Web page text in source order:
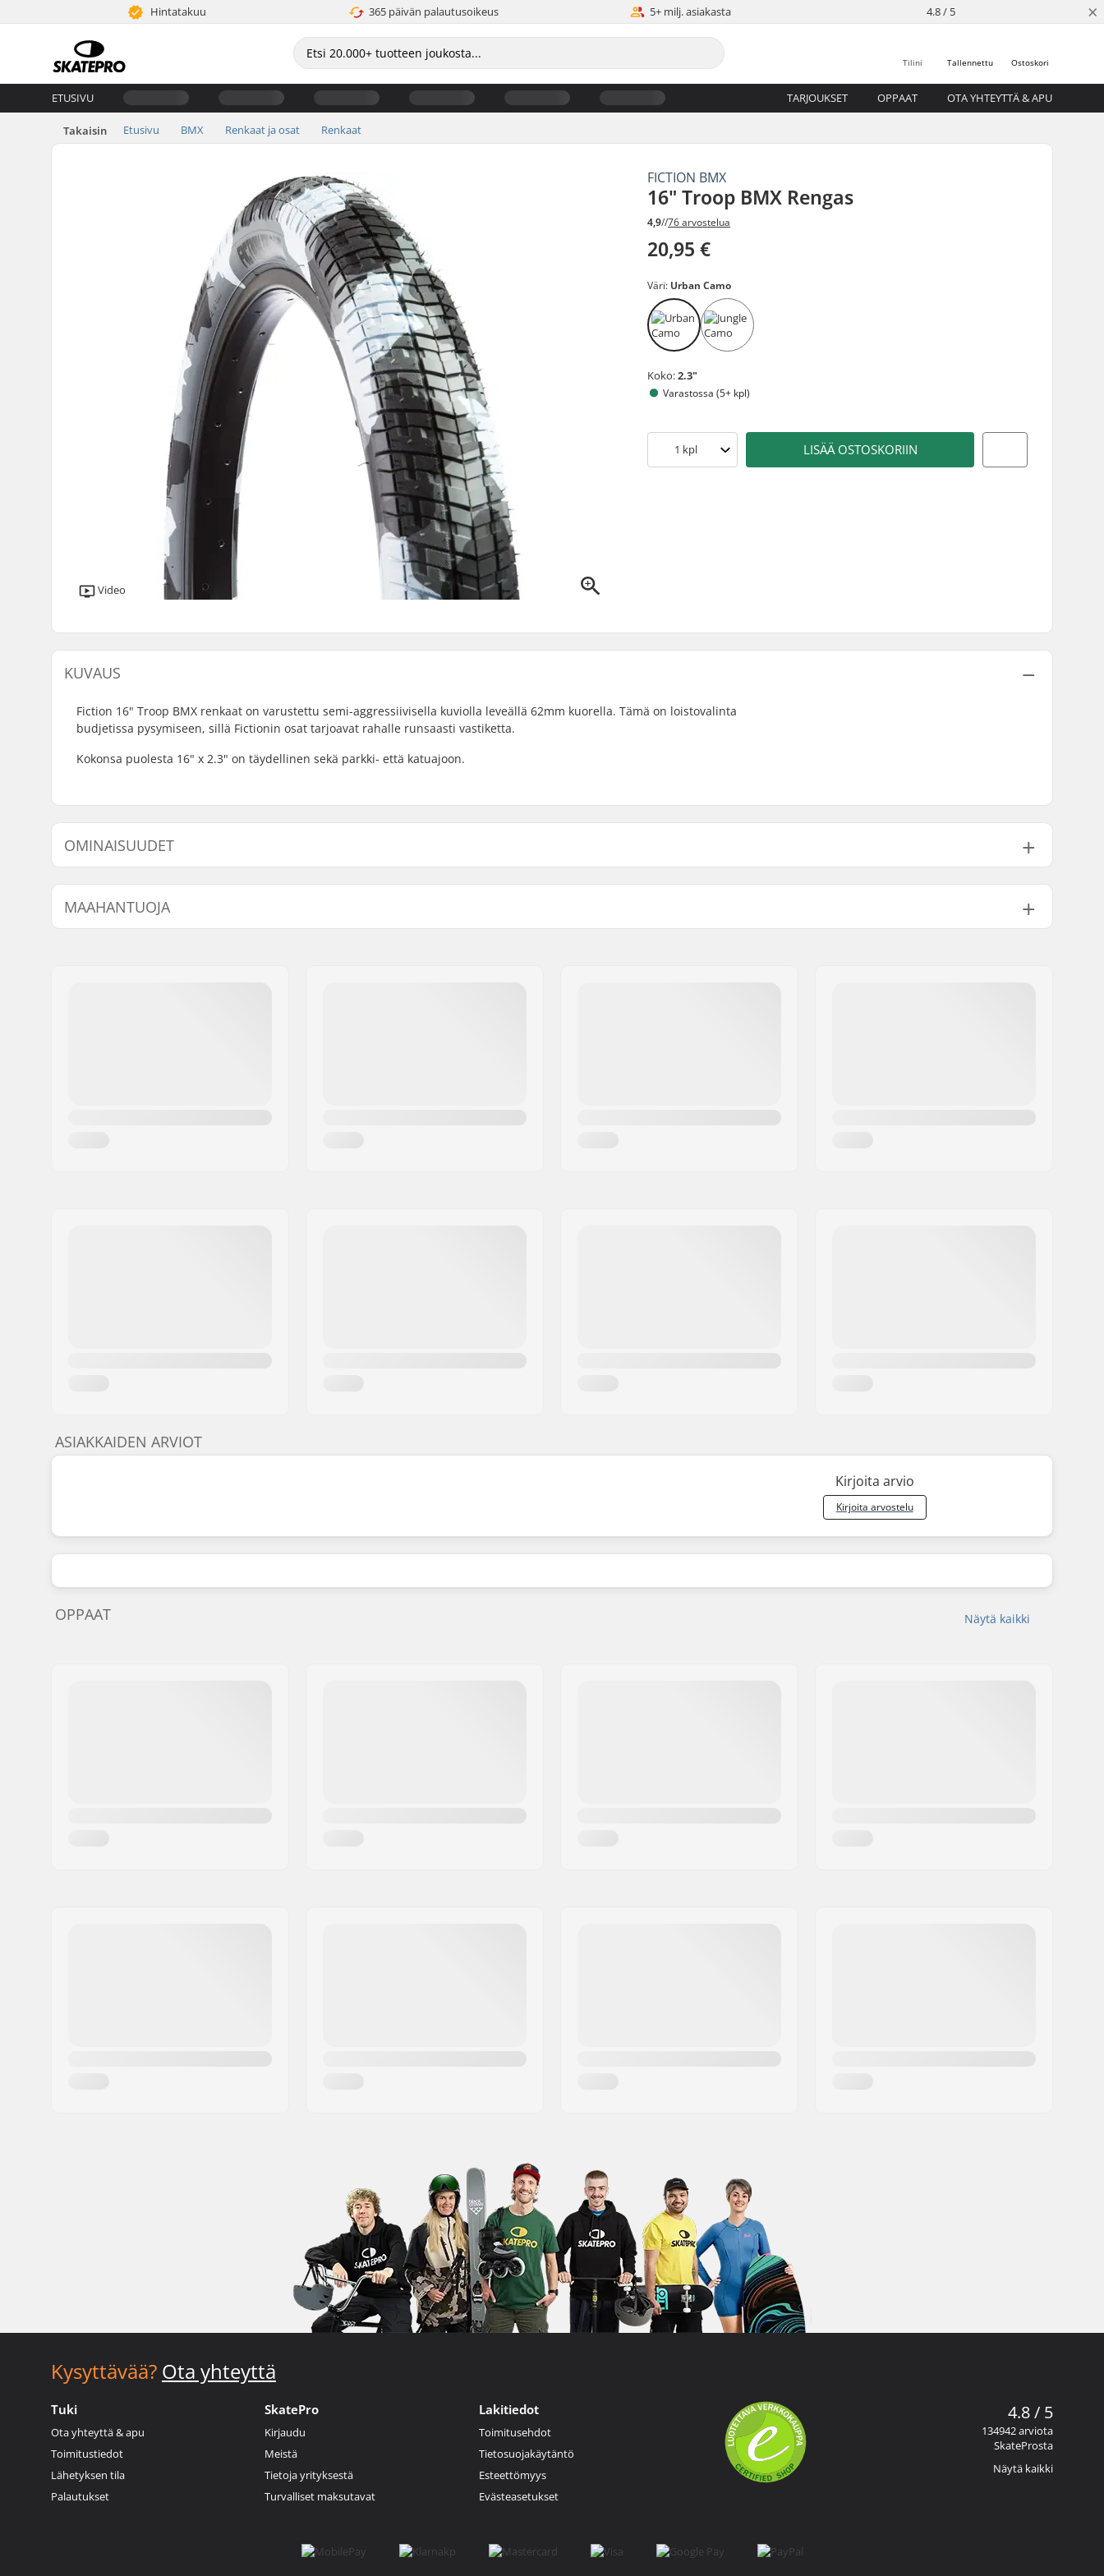
Hintatakuu 365 päivän palautusoikeus 5+ milj. asiakasta 4.8 / 5 ×
Ostoskori
Tallennettu
Tilini
ETUSIVU TARJOUKSET OPPAAT OTA YHTEYTTÄ & APU
Takaisin Etusivu BMX Renkaat ja osat Renkaat
FICTION BMX
16" Troop BMX Rengas
4,9//76 arvostelua
20,95 €
Video
Väri: Urban Camo
Koko:2.3"
Varastossa (5+ kpl)
1 kpl LISÄÄ OSTOSKORIIN
KUVAUS
Fiction 16" Troop BMX renkaat on varustettu semi-aggressiivisella kuviolla leveällä 62mm kuorella. Tämä on loistovalinta
budjetissa pysymiseen, sillä Fictionin osat tarjoavat rahalle runsaasti vastiketta.
Kokonsa puolesta 16" x 2.3" on täydellinen sekä parkki- että katuajoon.
OMINAISUUDET
BMX-tyyppi:
Freestyle BMX
Renkaan kuvio:
Renkaan Materiaali:
Kumiyhdiste
Taitettava:
Ei Taitettava
Paino:
589g
MAAHANTUOJA
ASIAKKAIDEN ARVIOT
Kirjoita arvio
Kirjoita arvostelu
Näytä kaikki
OPPAAT
Kysyttävää? Ota yhteyttä
Tuki
Ota yhteyttä & apu
Toimitustiedot
Lähetyksen tila
Palautukset
SkatePro
Kirjaudu
Meistä
Tietoja yrityksestä
Turvalliset maksutavat
Lakitiedot
Toimitusehdot
Tietosuojakäytäntö
Esteettömyys
Evästeasetukset
4.8 / 5
134942 arviota
SkateProsta
Näytä kaikki